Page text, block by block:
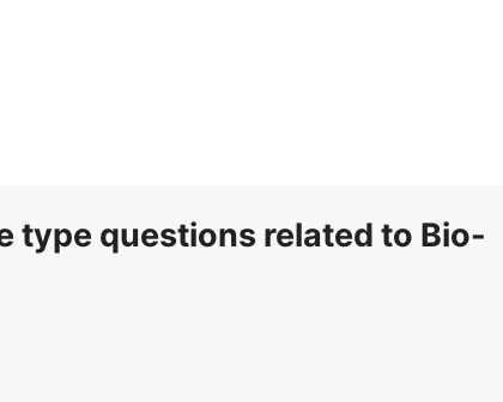
type questions related to Bio-